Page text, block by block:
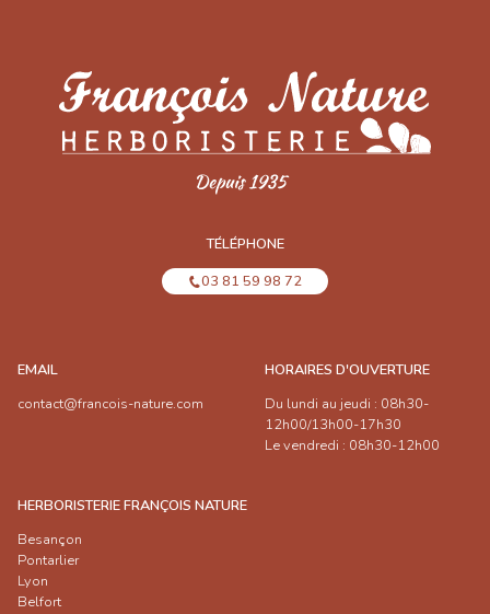
TÉLÉPHONE
03 81 59 98 72
EMAIL
contact@francois-nature.com
HORAIRES D'OUVERTURE
Du lundi au jeudi : 08h30-
12h00/13h00-17h30
Le vendredi : 08h30-12h00
HERBORISTERIE FRANÇOIS NATURE
Besançon
Pontarlier
Lyon
Belfort